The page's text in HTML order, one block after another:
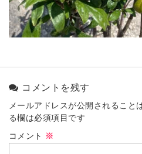
コメントを残す
メールアドレスが公開されること
る欄は必須項目です
コメント ※